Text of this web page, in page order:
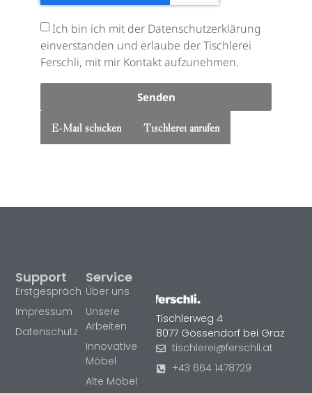
Ich bin ich mit der Datenschutzerklärung
einverstanden und erlaube der Tischlerei
Ferschli, mit mir Kontakt aufzunehmen.
Senden
E-Mail schicken Tischlerei anrufen
Tischlerweg 4
8077 Gössendorf bei Graz
tischlerei@ferschli.at
+43 664 1478729
Service
Über uns
Unsere
Arbeiten
Innovative
Möbel
Alte Möbel
Support
Erstgespräch
Impressum
Datenschutz